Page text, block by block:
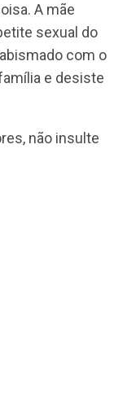
A mãe
sexual do
com o
e desiste
não insulte